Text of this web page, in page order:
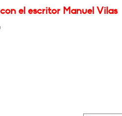
el escritor Manuel Vilas